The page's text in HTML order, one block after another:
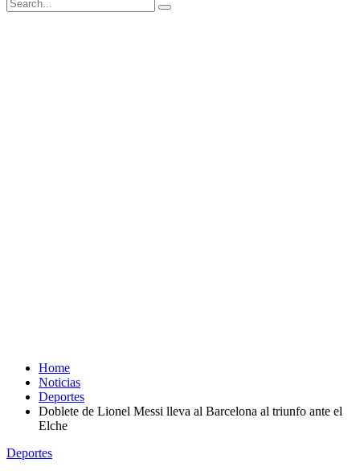
Home
Noticias
Deportes
Doblete de Lionel Messi lleva al Barcelona al triunfo ante el
Elche
Deportes